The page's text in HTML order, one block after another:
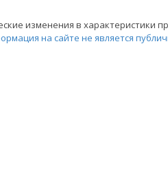
изменения в характеристики
на сайте не является